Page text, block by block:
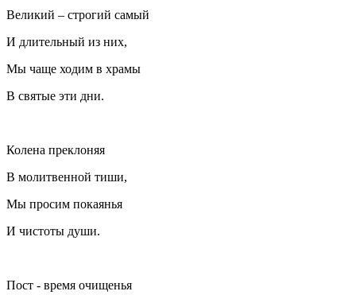
Великий – строгий самый
И длительный из них,
Мы чаще ходим в храмы
В святые эти дни.
Колена преклоняя
В молитвенной тиши,
Мы просим покаянья
И чистоты души.
Пост - время очищенья